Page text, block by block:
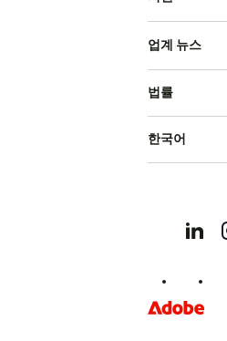
업계 뉴스
법률
한국어